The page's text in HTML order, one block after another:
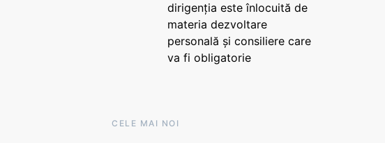
dirigenția este înlocuită de
materia dezvoltare
personală și consiliere care
va fi obligatorie
CELE MAI NOI